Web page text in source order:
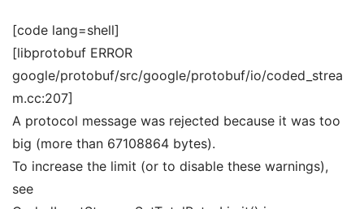
[code lang=shell]
[libprotobuf ERROR
google/protobuf/src/google/protobuf/io/coded_strea
m.cc:207]
A protocol message was rejected because it was too
big (more than 67108864 bytes).
To increase the limit (or to disable these warnings),
see